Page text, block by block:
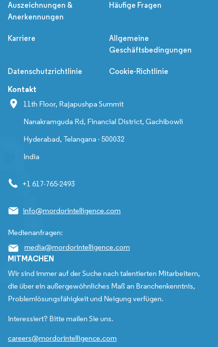
Auszeichnungen &
Anerkennungen
Häufige Fragen
Karriere
Allgemeine
Geschäftsbedingungen
Datenschutzrichtlinie Cookie-Richtlinie
Kontakt
11th Floor, Rajapushpa Summit
Nanakramguda Rd, Financial District, Gachibowli
Hyderabad, Telangana - 500032
India
+1 617-765-2493
info@mordorintelligence.com
Medienanfragen:
media@mordorintelligence.com
MITMACHEN
Wir sind immer auf der Suche nach talentierten Mitarbeitern,
die über ein außergewöhnliches Maß an Branchenkenntnis,
Problemlösungsfähigkeit und Neigung verfügen.
Interessiert? Bitte mailen Sie uns.
careers@mordorintelligence.com